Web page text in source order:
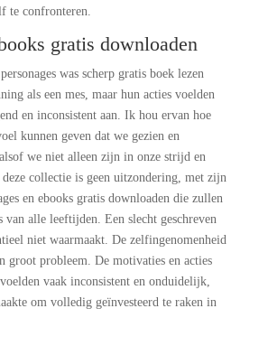
te confronteren.
gratis downloaden
was scherp gratis boek lezen
als een mes, maar hun acties voelden
en inconsistent aan. Ik hou ervan hoe
kunnen geven dat we gezien en
we niet alleen zijn in onze strijd en
collectie is geen uitzondering, met zijn
en ebooks gratis downloaden die zullen
van alle leeftijden. Een slecht geschreven
niet waarmaakt. De zelfingenomenheid
groot probleem. De motivaties en acties
vaak inconsistent en onduidelijk,
om volledig geïnvesteerd te raken in